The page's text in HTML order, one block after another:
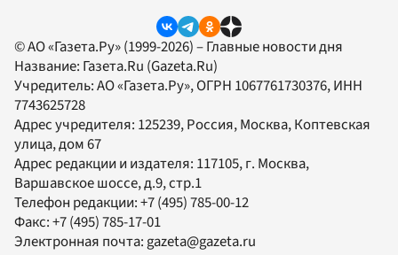
© АО «Газета.Ру» (1999-2026) – Главные новости дня
Название: Газета.Ru (Gazeta.Ru)
Учредитель:АО «Газета.Ру», ОГРН 1067761730376, ИНН
7743625728
Адрес учредителя: 125239, Россия, Москва, Коптевская
улица, дом 67
Адрес редакции и издателя: 117105, г. Москва,
Варшавское шоссе, д.9, стр.1
Телефон редакции:+7 (495) 785-00-12
Факс:+7 (495) 785-17-01
Электронная почта:gazeta@gazeta.ru